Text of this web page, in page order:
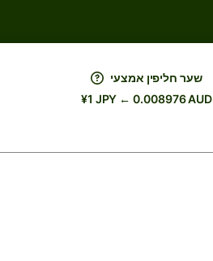
שער חליפין אמצעי
¥1 JPY ← 0.008976 AUD